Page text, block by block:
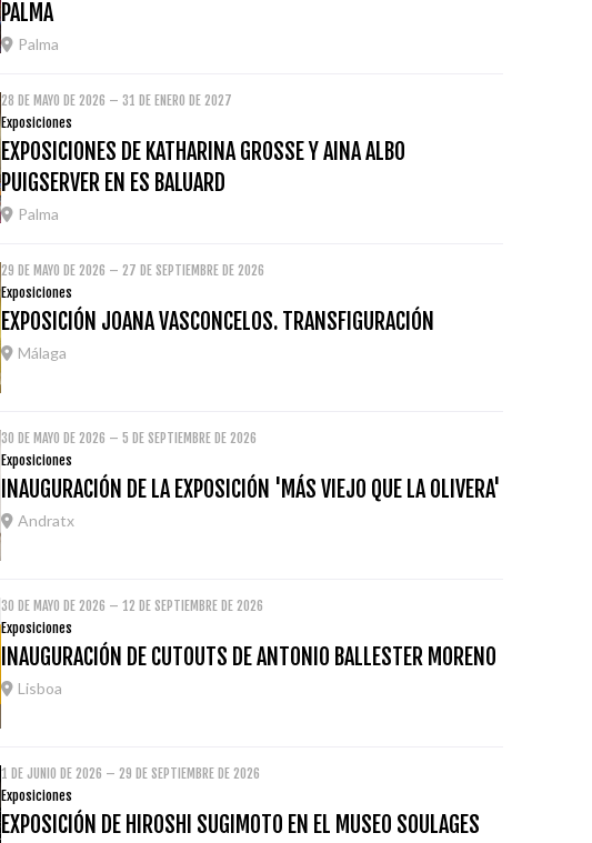
PALMA
Palma
28 DE MAYO DE 2026 – 31 DE ENERO DE 2027
Exposiciones
EXPOSICIONES DE KATHARINA GROSSE Y AINA ALBO
PUIGSERVER EN ES BALUARD
Palma
29 DE MAYO DE 2026 – 27 DE SEPTIEMBRE DE 2026
Exposiciones
EXPOSICIÓN JOANA VASCONCELOS. TRANSFIGURACIÓN
Málaga
30 DE MAYO DE 2026 – 5 DE SEPTIEMBRE DE 2026
Exposiciones
INAUGURACIÓN DE LA EXPOSICIÓN 'MÁS VIEJO QUE LA OLIVERA'
Andratx
30 DE MAYO DE 2026 – 12 DE SEPTIEMBRE DE 2026
Exposiciones
INAUGURACIÓN DE CUTOUTS DE ANTONIO BALLESTER MORENO
Lisboa
1 DE JUNIO DE 2026 – 29 DE SEPTIEMBRE DE 2026
Exposiciones
EXPOSICIÓN DE HIROSHI SUGIMOTO EN EL MUSEO SOULAGES